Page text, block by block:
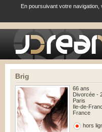
En poursuivant votre
Brig
66 ans
Divorcée -
Paris
Ile-de-
France
hors